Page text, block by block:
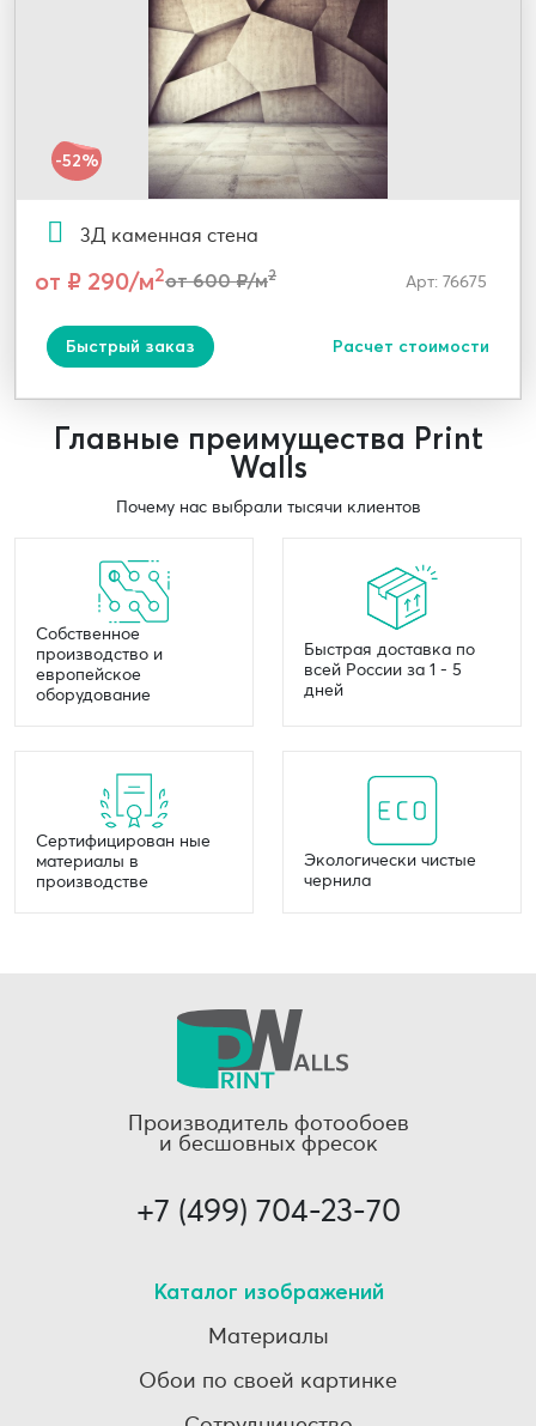
-52%
3Д каменная стена
от ₽ 290/м2от 600 ₽/м2 Арт: 76675
Быстрый заказ Расчет стоимости
Главные преимущества Print
Walls
Почему нас выбрали тысячи клиентов
Собственное
производство и
европейское
оборудование
Быстрая доставка по
всей России за 1 - 5
дней
Сертифицирован ные
материалы в
производстве
Экологически чистые
чернила
Производитель фотообоев
и бесшовных фресок
+7 (499) 704-23-70
Каталог изображений
Материалы
Обои по своей картинке